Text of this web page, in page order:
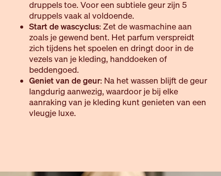
druppels toe. Voor een subtiele geur zijn 5
druppels vaak al voldoende.
Start de wascyclus: Zet de wasmachine aan
zoals je gewend bent. Het parfum verspreidt
zich tijdens het spoelen en dringt door in de
vezels van je kleding, handdoeken of
beddengoed.
Geniet van de geur: Na het wassen blijft de geur
langdurig aanwezig, waardoor je bij elke
aanraking van je kleding kunt genieten van een
vleugje luxe.